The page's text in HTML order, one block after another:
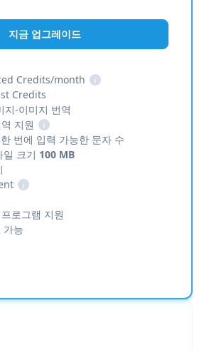
지금 업그레이드
Credits/month
i
Credits
지-이미지 번역
지원
i
한 번에 입력 가능한 문자 수
일 크기 100 MB
i
로그램 지원
가능